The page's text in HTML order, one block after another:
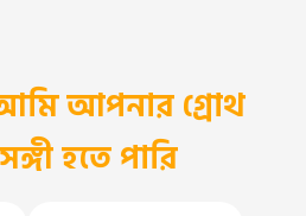
আপনার গ্রোথ
হতে পারি